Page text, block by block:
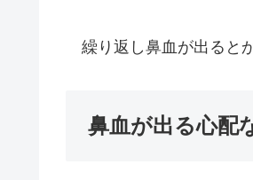
繰り返し鼻血が出ると
鼻血が出る心配